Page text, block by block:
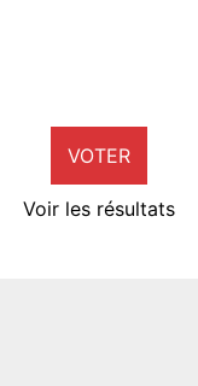
VOTER
Voir les résultats